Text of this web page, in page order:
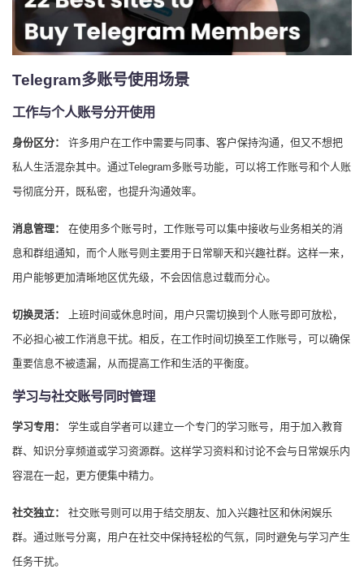
Telegram多账号使用场景
工作与个人账号分开使用
身份区分：
许多用户在工作中需要与同事、客户保持沟通，但又不想把
私人生活混杂其中。通过Telegram多账号功能，可以将工作账号和个人账
号彻底分开，既私密，也提升沟通效率。
消息管理：
在使用多个账号时，工作账号可以集中接收与业务相关的消
息和群组通知，而个人账号则主要用于日常聊天和兴趣社群。这样一来，
用户能够更加清晰地区优先级，不会因信息过载而分心。
切换灵活：
上班时间或休息时间，用户只需切换到个人账号即可放松，
不必担心被工作消息干扰。相反，在工作时间切换至工作账号，可以确保
重要信息不被遗漏，从而提高工作和生活的平衡度。
学习与社交账号同时管理
学习专用：
学生或自学者可以建立一个专门的学习账号，用于加入教育
群、知识分享频道或学习资源群。这样学习资料和讨论不会与日常娱乐内
容混在一起，更方便集中精力。
社交独立：
社交账号则可以用于结交朋友、加入兴趣社区和休闲娱乐
群。通过账号分离，用户在社交中保持轻松的气氛，同时避免与学习产生
任务干扰。